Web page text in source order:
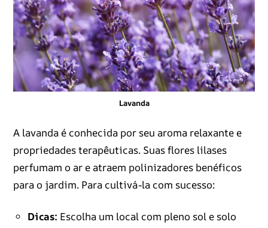
Lavanda
A lavanda é conhecida por seu aroma relaxante e
propriedades terapêuticas. Suas flores lilases
perfumam o ar e atraem polinizadores benéficos
para o jardim. Para cultivá-la com sucesso:
Dicas: Escolha um local com pleno sol e solo